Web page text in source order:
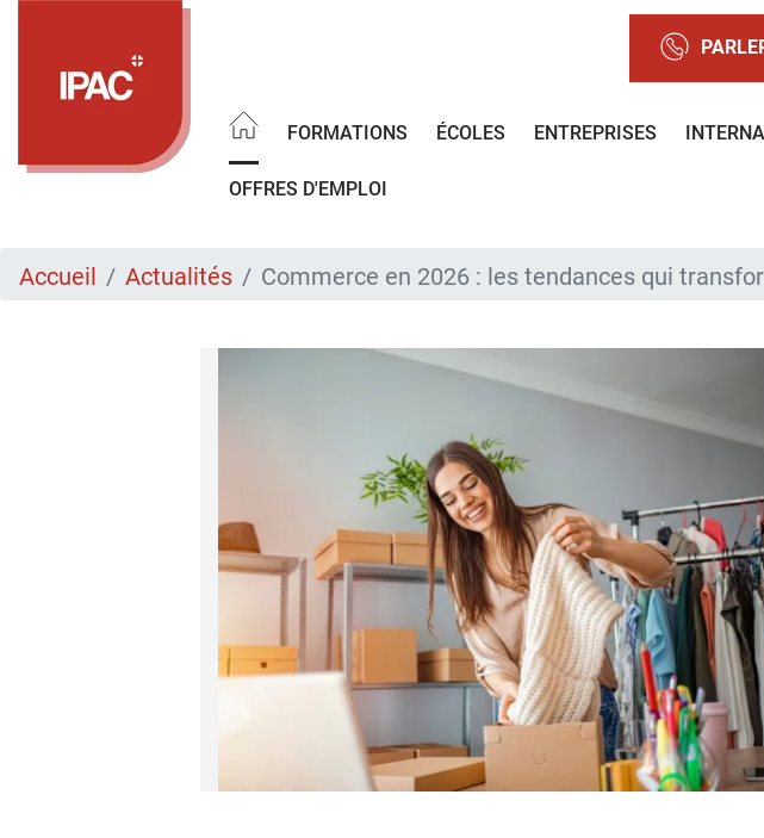
FORMATIONS ÉCOLES ENTREPRISES
OFFRES D'EMPLOI
Accueil Actualités Commerce en 2026 : les tendances qui